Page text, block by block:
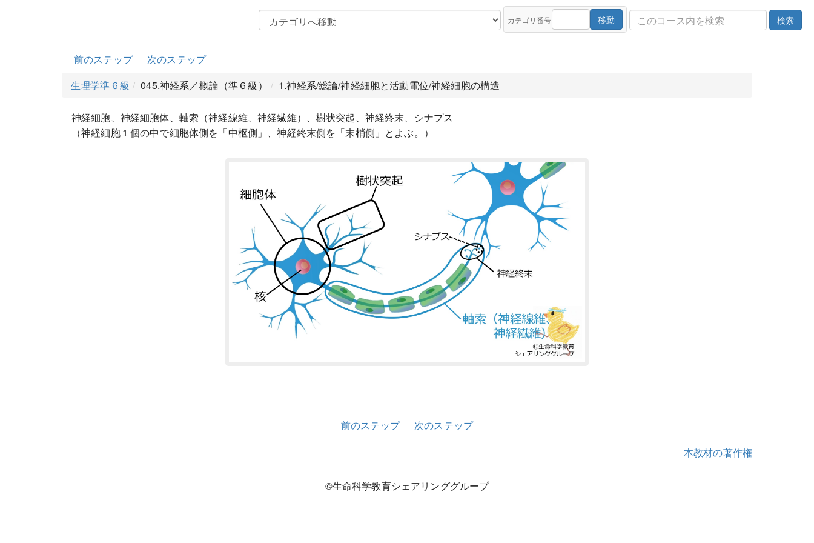
カテゴリ番号 移動 検索
前のステップ
次のステップ
生理学準６級
045.神経系／概論（準６級） 1.神経系/総論/神経細胞と活動電位/神経細胞の構造
神経細胞、神経細胞体、軸索（神経線維、神経繊維）、樹状突起、神経終末、シナプス
（神経細胞１個の中で細胞体側を「中枢側」、神経終末側を「末梢側」とよぶ。）
前のステップ
次のステップ
本教材の著作権
©生命科学教育シェアリンググループ